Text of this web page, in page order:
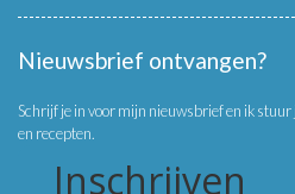
Nieuwsbrief ontvangen?
Schrijf je in voor mijn nieuwsbrief en ik
en recepten.
Inschrijven